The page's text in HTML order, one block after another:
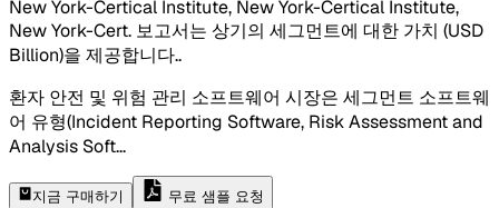
New York-Certical Institute, New York-Certical Institute,
New York-Cert. 보고서는 상기의 세그먼트에 대한 가치 (USD
Billion)을 제공합니다..
환자 안전 및 위험 관리 소프트웨어 시장은 세그먼트 소프트웨
어 유형(Incident Reporting Software, Risk Assessment and
Analysis Soft...
지금 구매하기 무료 샘플 요청